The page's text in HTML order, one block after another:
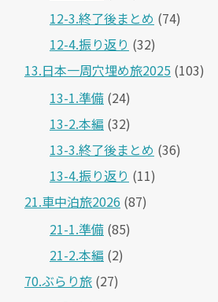
12-3.終了後まとめ (74)
12-4.振り返り (32)
13.日本一周穴埋め旅2025 (103)
13-1.準備 (24)
13-2.本編 (32)
13-3.終了後まとめ (36)
13-4.振り返り (11)
21.車中泊旅2026 (87)
21-1.準備 (85)
21-2.本編 (2)
70.ぶらり旅 (27)